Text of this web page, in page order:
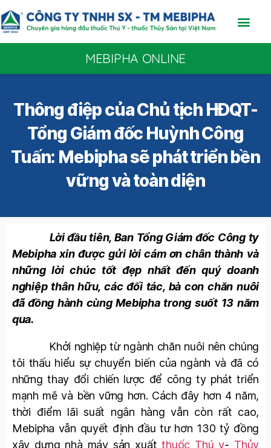
MEBIPHA ONLINE
Thông điệp của Chủ tịch HĐQT-
Tổng Giám đốc Huỳnh Công
Tuấn: Mebipha sẽ phát triển bền
vững và toàn diện
Lời đầu tiên, Ban Tổng Giám đốc Công ty
Mebipha xin được gửi lời cám ơn chân thành và
những lời chúc tốt đẹp nhất đến quý doanh
nghiệp thân hữu, các đối tác, bà con chăn nuôi
đã đồng hành cùng Mebipha trong suốt 13 năm
qua.
Khởi nghiệp từ ngành chăn nuôi nên chúng
tôi thấu hiểu sự chuyển biến của ngành và đã có
những thay đổi chiến lược để công ty phát triển
mạnh mẽ và bền vững hơn. Cách đây hơn 4 năm,
thời điểm lãi suất ngân hàng vẫn còn rất cao,
Mebipha vẫn quyết định đầu tư hơn 130 tỷ đồng
xây dựng nhà máy sản xuấtthuốc Thú y- Thủy